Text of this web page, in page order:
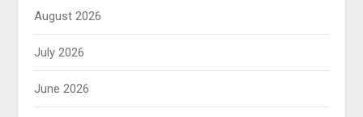
August 2026
July 2026
June 2026